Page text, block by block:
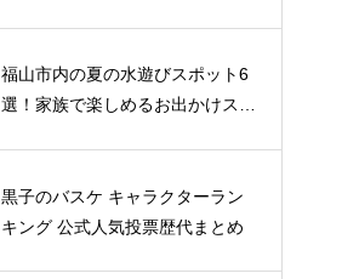
福山市内の夏の水遊びスポット6
選！家族で楽しめるお出かけスポ
黒子のバスケ キャラクターラン
キング 公式人気投票歴代まとめ